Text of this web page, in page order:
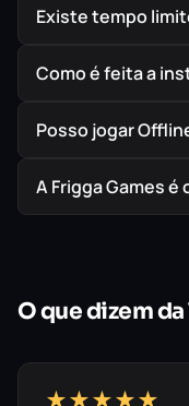
Existe tempo
Como é feita a
Posso jogar
A Frigga Games é
O que dizem
★★★★★